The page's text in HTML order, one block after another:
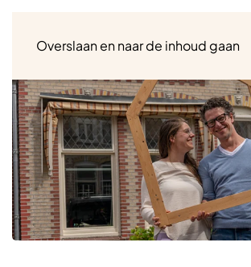
Overslaan en naar de inhoud gaan